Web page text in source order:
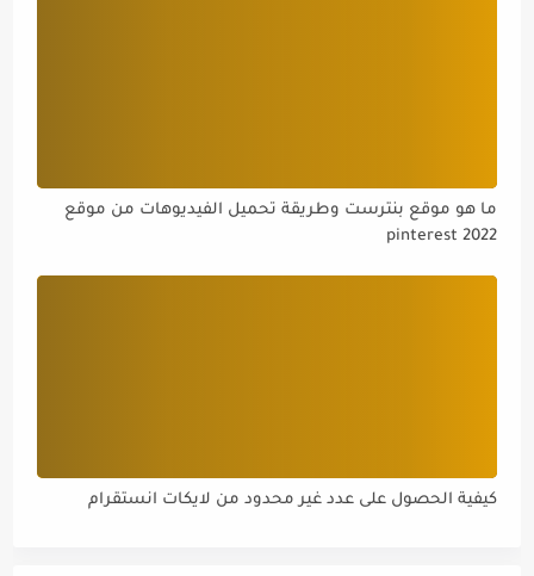
ما هو موقع بنترست وطريقة تحميل الفيديوهات من موقع
pinterest 2022
كيفية الحصول على عدد غير محدود من لايكات انستقرام